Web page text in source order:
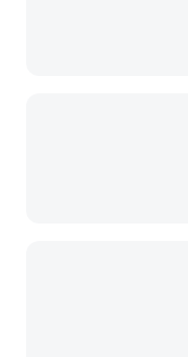
78 Chem. de